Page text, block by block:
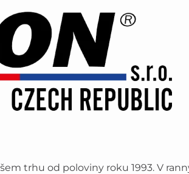
trhu od poloviny roku 1993. V